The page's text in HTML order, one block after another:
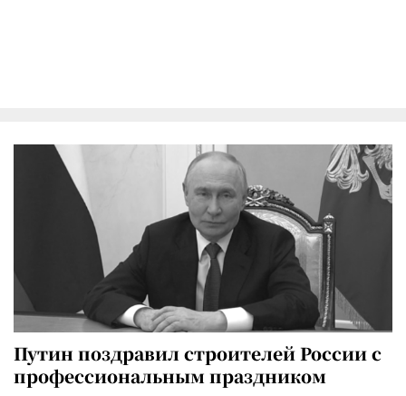
Путин поздравил строителей России с
профессиональным праздником